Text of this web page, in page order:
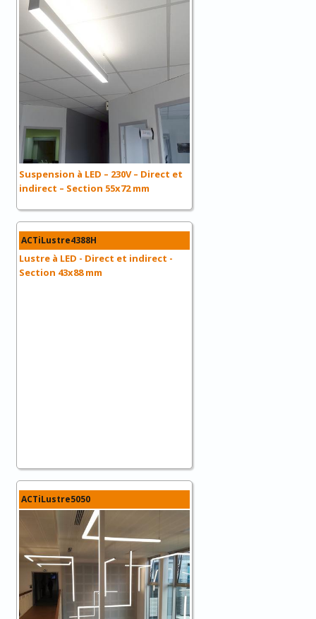
Suspension à LED – 230V – Direct et
indirect – Section 55x72 mm
ACTiLustre4388H
Lustre à LED - Direct et indirect -
Section 43x88 mm
ACTiLustre5050